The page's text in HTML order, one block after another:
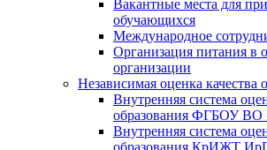
Вакантные места для
обучающихся
Международное
Организация питания в
организации
Независимая оценка качества
Внутренняя система
образования ФГБОУ
Внутренняя система
образования КрИЖТ